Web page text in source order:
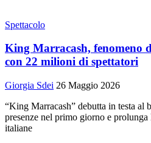
Spettacolo
King Marracash, fenomeno
con 22 milioni di spettatori
Giorgia Sdei 26 Maggio 2026
“King Marracash” debutta in testa al
presenze nel primo giorno e
italiane